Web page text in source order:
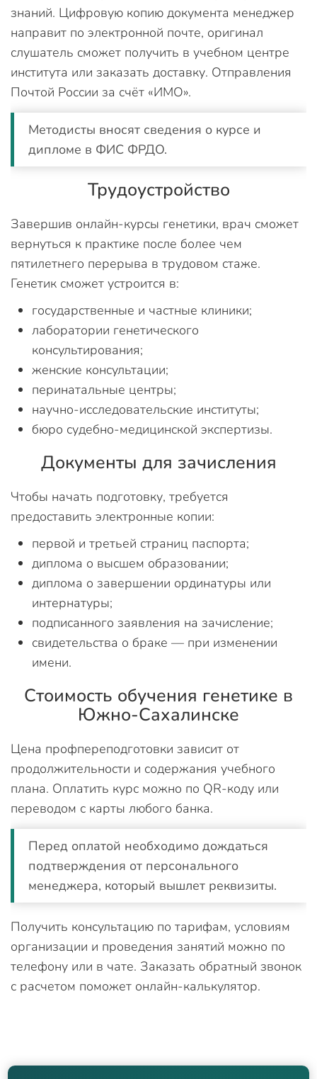
знаний. Цифровую копию документа менеджер
направит по электронной почте, оригинал
слушатель сможет получить в учебном центре
института или заказать доставку. Отправления
Почтой России за счёт «ИМО».
Методисты вносят сведения о курсе и
дипломе в ФИС ФРДО.
Трудоустройство
Завершив онлайн-курсы генетики, врач сможет
вернуться к практике после более чем
пятилетнего перерыва в трудовом стаже.
Генетик сможет устроится в:
государственные и частные клиники;
лаборатории генетического
консультирования;
женские консультации;
перинатальные центры;
научно-исследовательские институты;
бюро судебно-медицинской экспертизы.
Документы для зачисления
Чтобы начать подготовку, требуется
предоставить электронные копии:
первой и третьей страниц паспорта;
диплома о высшем образовании;
диплома о завершении ординатуры или
интернатуры;
подписанного заявления на зачисление;
свидетельства о браке — при изменении
имени.
Стоимость обучения генетике в
Южно-Сахалинске
Цена профпереподготовки зависит от
продолжительности и содержания учебного
плана. Оплатить курс можно по QR-коду или
переводом с карты любого банка.
Перед оплатой необходимо дождаться
подтверждения от персонального
менеджера, который вышлет реквизиты.
Получить консультацию по тарифам, условиям
организации и проведения занятий можно по
телефону или в чате. Заказать обратный звонок
с расчетом поможет онлайн-калькулятор.